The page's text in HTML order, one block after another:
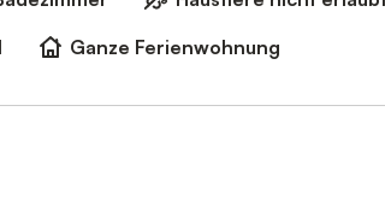
Ganze Ferienwohnung